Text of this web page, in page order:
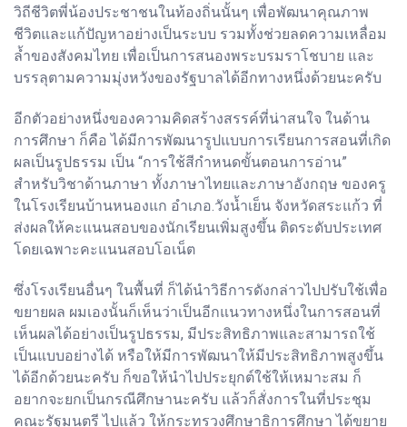
วิถีชีวิตพี่น้องประชาชนในท้องถิ่นนั้นๆ เพื่อพัฒนาคุณภาพ
ชีวิตและแก้ปัญหาอย่างเป็นระบบ รวมทั้งช่วยลดความเหลื่อม
ล้ำของสังคมไทย เพื่อเป็นการสนองพระบรมราโชบาย และ
บรรลุตามความมุ่งหวังของรัฐบาลได้อีกทางหนึ่งด้วยนะครับ
อีกตัวอย่างหนึ่งของความคิดสร้างสรรค์ที่น่าสนใจ ในด้าน
การศึกษา ก็คือ ได้มีการพัฒนารูปแบบการเรียนการสอนที่เกิด
ผลเป็นรูปธรรม เป็น “การใช้สีกำหนดขั้นตอนการอ่าน”
สำหรับวิชาด้านภาษา ทั้งภาษาไทยและภาษาอังกฤษ ของครู
ในโรงเรียนบ้านหนองแก อำเภอ.วังน้ำเย็น จังหวัดสระแก้ว ที่
ส่งผลให้คะแนนสอบของนักเรียนเพิ่มสูงขึ้น ติดระดับประเทศ
โดยเฉพาะคะแนนสอบโอเน็ต
ซึ่งโรงเรียนอื่นๆ ในพื้นที่ ก็ได้นำวิธีการดังกล่าวไปปรับใช้เพื่อ
ขยายผล ผมเองนั้นก็เห็นว่าเป็นอีกแนวทางหนึ่งในการสอนที่
เห็นผลได้อย่างเป็นรูปธรรม, มีประสิทธิภาพและสามารถใช้
เป็นแบบอย่างได้ หรือให้มีการพัฒนาให้มีประสิทธิภาพสูงขึ้น
ได้อีกด้วยนะครับ ก็ขอให้นำไปประยุกต์ใช้ให้เหมาะสม ก็
อยากจะยกเป็นกรณีศึกษานะครับ แล้วก็สั่งการในที่ประชุม
คณะรัฐมนตรี ไปแล้ว ให้กระทรวงศึกษาธิการศึกษา ได้ขยาย